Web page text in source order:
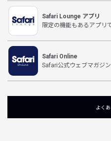
Safari Lounge アプリ
限定の機能もあるアプリ
Safari Online
Safari公式ウェブマガジン
よく